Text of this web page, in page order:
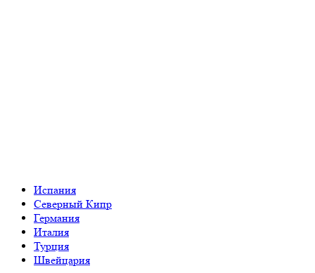
Испания
Северный Кипр
Германия
Италия
Турция
Швейцария